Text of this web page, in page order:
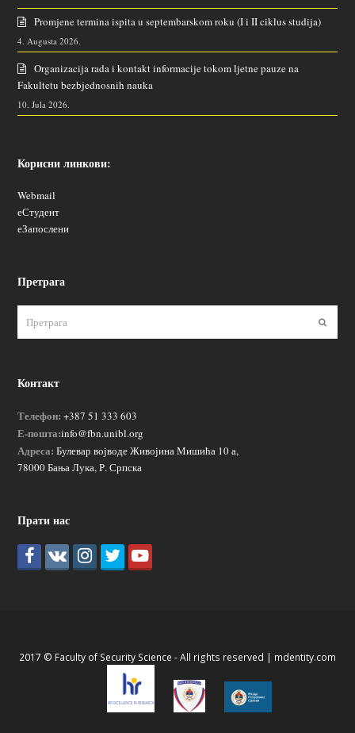
Promjene termina ispita u septembarskom roku (I i II ciklus studija)
4. Augusta 2026.
Organizacija rada i kontakt informacije tokom ljetne pauze na
Fakultetu bezbjednosnih nauka
10. Jula 2026.
Корисни линкови:
Webmail
еСтудент
еЗапослени
Претрага
Контакт
Телефон: +387 51 333 603
Е-пошта:info@fbn.unibl.org
Адреса: Булевар војводе Живојина Мишића 10 а,
78000 Бања Лука, Р. Српска
Прати нас
2017 © Faculty of Security Science - All rights reserved | mdentity.com